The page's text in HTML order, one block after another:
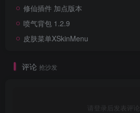
修仙插件 加点版本
喷气背包 1.2.9
皮肤菜单XSkinMenu
评论 抢沙发
请登录后发表评论